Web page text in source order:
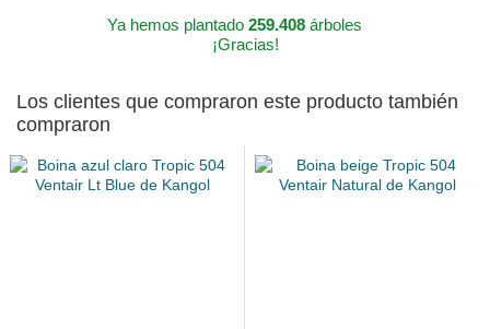
Ya hemos plantado 259.408 árboles
¡Gracias!
Los clientes que compraron este producto también
compraron